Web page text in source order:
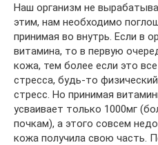
Наш организм не
этим, нам необходимо
принимая во внутрь. Если в
витамина, то в первую
кожа, тем более если это
стресса, будь-то
стресс. Но принимая
усваивает только 1000мг
почкам), а этого совсем
кожа получила свою часть.